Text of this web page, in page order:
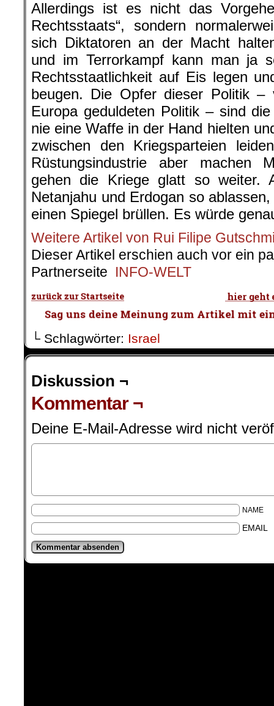
Allerdings ist es nicht das
Rechtsstaats“, sondern
sich Diktatoren an der Macht
und im Terrorkampf kann man ja
Rechtsstaatlichkeit auf Eis legen
beugen. Die Opfer dieser Politik –
Europa geduldeten Politik – sind
nie eine Waffe in der Hand hielten
zwischen den Kriegsparteien
Rüstungsindustrie aber machen
gehen die Kriege glatt so weiter.
Netanjahu und Erdogan so
einen Spiegel brüllen. Es würde
Weitere Artikel von Rui Filipe
Dieser Artikel erschien auch vor ein
Partnerseite INFO-WELT
└ Schlagwörter: Israel
Diskussion ¬
Kommentar ¬
Deine E-Mail-Adresse wird nicht
NAME
EMAIL